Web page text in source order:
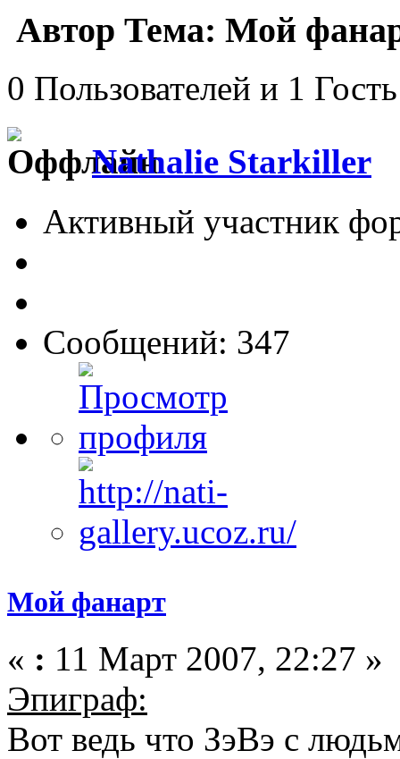
Автор Тема: Мой
0 Пользователей и 1
Nathalie Starkiller
Активный участник
Сообщений: 347
Мой фанарт
« : 11 Март 2007, 22:27 »
Эпиграф:
Вот ведь что ЗэВэ с